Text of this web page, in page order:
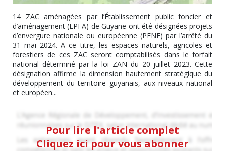
14 ZAC aménagées par l’Établissement public foncier et
d’aménagement (EPFA) de Guyane ont été désignées projets
d’envergure nationale ou européenne (PENE) par l’arrêté du
31 mai 2024. A ce titre, les espaces naturels, agricoles et
forestiers de ces ZAC seront comptabilisés dans le forfait
national déterminé par la loi ZAN du 20 juillet 2023. Cette
désignation affirme la dimension hautement stratégique du
développement du territoire guyanais, aux niveaux national
et européen...
Pour lire l'article complet
Cliquez ici pour vous abonner